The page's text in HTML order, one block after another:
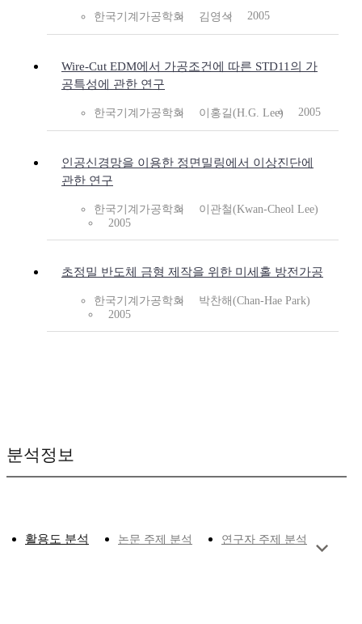
한국기계가공학회 김영식 2005
Wire-Cut EDM에서 가공조건에 따른 STD11의 가
공특성에 관한 연구
한국기계가공학회 이홍길(H.G. Lee) 2005
인공신경망을 이용한 정면밀링에서 이상진단에
관한 연구
한국기계가공학회
이관철(Kwan-Cheol Lee)
2005
초정밀 반도체 금형 제작을 위한 미세홀 방전가공
한국기계가공학회
박찬해(Chan-Hae Park)
2005
분석정보
활용도 분석 논문 주제 분석 연구자 주제 분석